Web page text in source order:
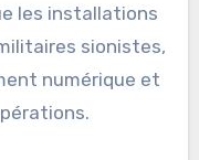
les installations
sionistes,
numérique et